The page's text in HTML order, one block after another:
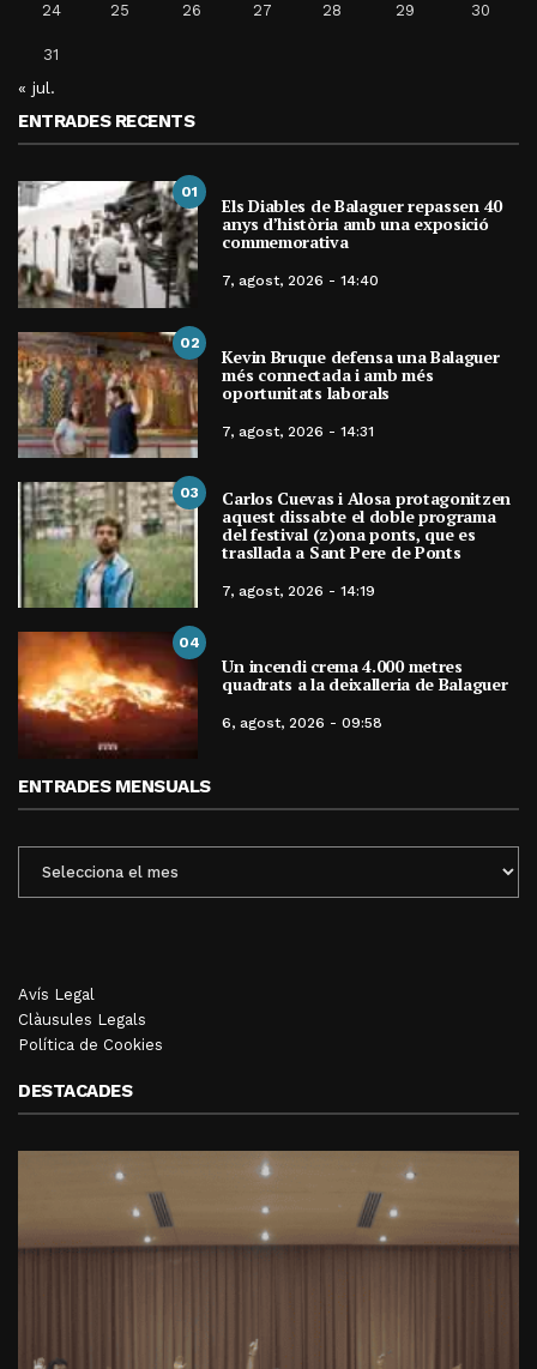
24 25 26 27 28 29 30
31
« jul.
ENTRADES RECENTS
01
Els Diables de Balaguer repassen 40
anys d’història amb una exposició
commemorativa
7, agost, 2026 - 14:40
02
Kevin Bruque defensa una Balaguer
més connectada i amb més
oportunitats laborals
7, agost, 2026 - 14:31
03 Carlos Cuevas i Alosa protagonitzen
aquest dissabte el doble programa
del festival (z)ona ponts, que es
trasllada a Sant Pere de Ponts
7, agost, 2026 - 14:19
04
Un incendi crema 4.000 metres
quadrats a la deixalleria de Balaguer
6, agost, 2026 - 09:58
ENTRADES MENSUALS
MENSUALS
Avís Legal
Clàusules Legals
Política de Cookies
DESTACADES